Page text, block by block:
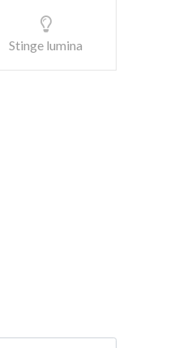
Stinge lumina